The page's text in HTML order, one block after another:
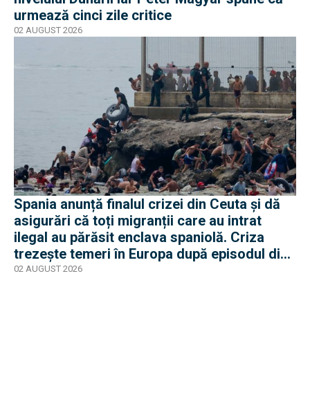
urmează cinci zile critice
02 AUGUST 2026
Spania anunță finalul crizei din Ceuta și dă
asigurări că toți migranții care au intrat
ilegal au părăsit enclava spaniolă. Criza
trezește temeri în Europa după episodul din
2015
02 AUGUST 2026